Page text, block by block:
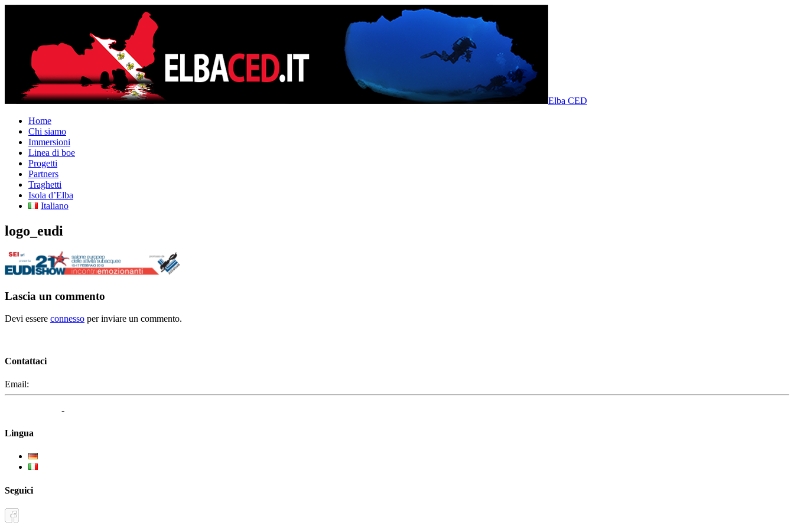
Elba CED
Home
Chi siamo
Immersioni
Linea di boe
Progetti
Partners
Traghetti
Isola d’Elba
Italiano
logo_eudi
Lascia un commento
Devi essere connesso per inviare un commento.
Contattaci
Email:
-
Lingua
Seguici